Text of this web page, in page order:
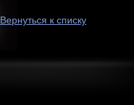
Вернуться к списку